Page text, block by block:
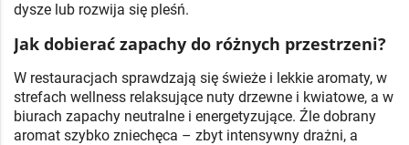
dysze lub rozwija się pleśń.
Jak dobierać zapachy do różnych przestrzeni?
W restauracjach sprawdzają się świeże i lekkie aromaty, w
strefach wellness relaksujące nuty drzewne i kwiatowe, a w
biurach zapachy neutralne i energetyzujące. Źle dobrany
aromat szybko zniechęca – zbyt intensywny drażni, a